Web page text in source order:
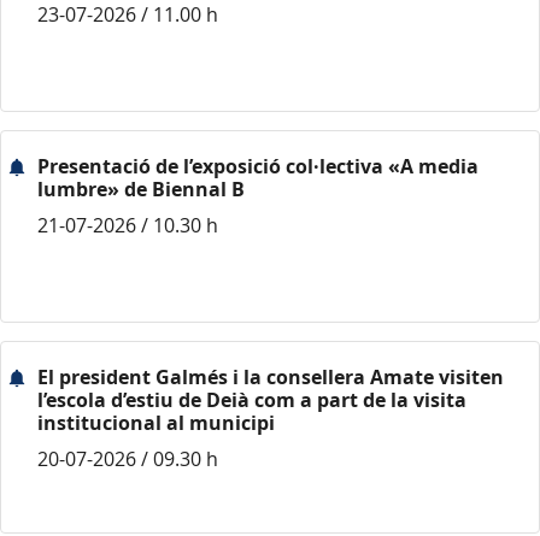
23-07-2026 / 11.00 h
Presentació de l’exposició col·lectiva «A media
lumbre» de Biennal B
21-07-2026 / 10.30 h
El president Galmés i la consellera Amate visiten
l’escola d’estiu de Deià com a part de la visita
institucional al municipi
20-07-2026 / 09.30 h